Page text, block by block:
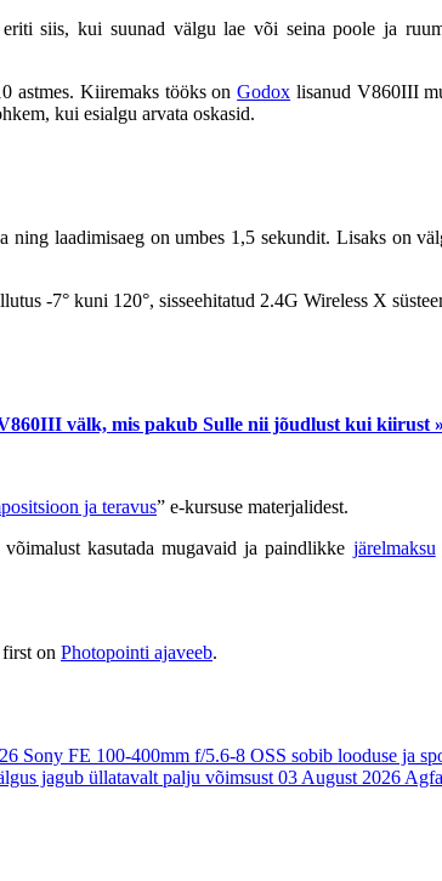
siis, kui suunad välgu lae või seina poole ja
astmes. Kiiremaks tööks onGodox lisanud V860III
kui esialgu arvata oskasid.
laadimisaeg on umbes 1,5 sekundit. Lisaks on
-7° kuni 120°, sisseehitatud 2.4G Wireless X
välk, mis pakub Sulle nii jõudlust kui kiirust »
ja teravus” e-kursuse materjalidest.
kasutada mugavaid ja paindlikke järelmaksu
on Photopointi ajaveeb.
Sony FE 100-400mm f/5.6-8 OSS sobib looduse ja
jagub üllatavalt palju võimsust 03 August 2026